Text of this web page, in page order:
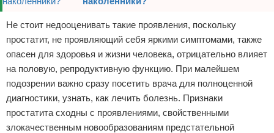
Не стоит недооценивать такие проявления, поскольку
простатит, не проявляющий себя яркими симптомами, также
опасен для здоровья и жизни человека, отрицательно влияет
на половую, репродуктивную функцию. При малейшем
подозрении важно сразу посетить врача для полноценной
диагностики, узнать, как лечить болезнь. Признаки
простатита сходны с проявлениями, свойственными
злокачественным новообразованиям предстательной